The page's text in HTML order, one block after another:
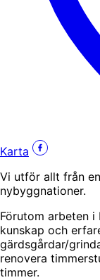
Karta
Vi utför allt från
nybyggnationer.
Förutom arbeten
kunskap och
gärdsgårdar/
renovera
timmer.